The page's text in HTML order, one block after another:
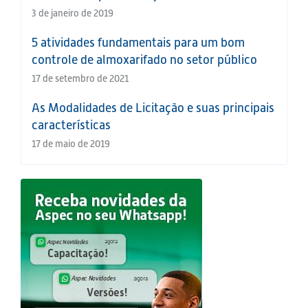
3 de janeiro de 2019
5 atividades fundamentais para um bom
controle de almoxarifado no setor público
17 de setembro de 2021
As Modalidades de Licitação e suas principais
características
17 de maio de 2019